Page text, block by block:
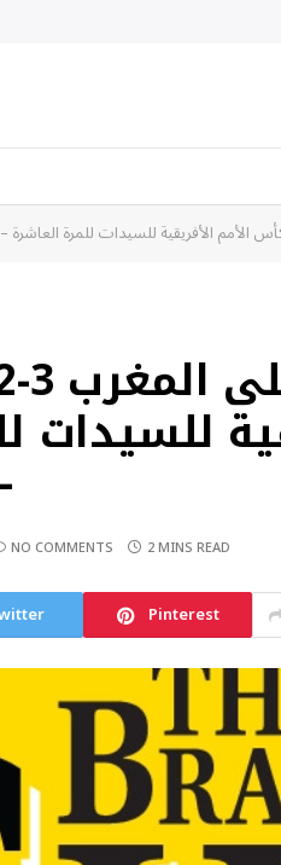
للسيدات
NO COMMENTS 2 MINS READ
Pinterest